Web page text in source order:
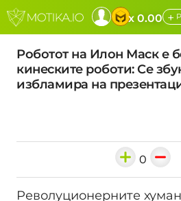
x 0.00 +
Роботот на Илон Маск е
кинеските роботи: Се
избламира на
0
Револуционерните